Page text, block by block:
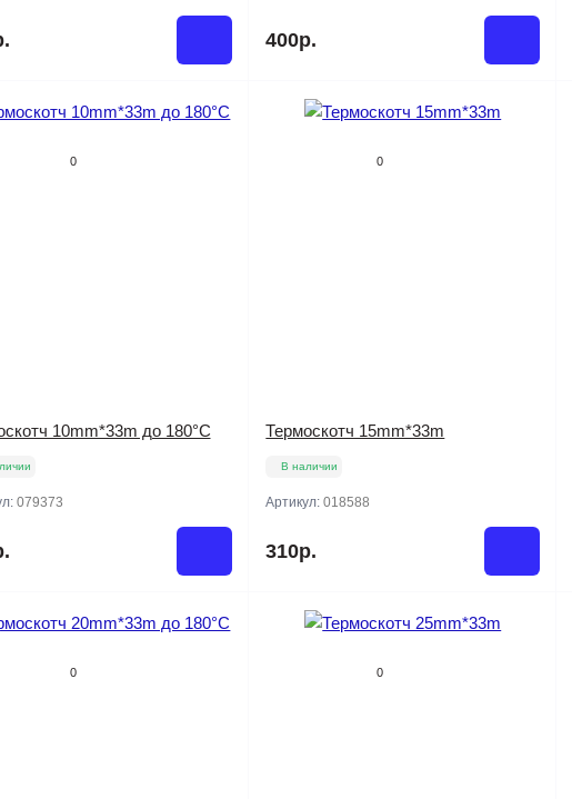
400р.
0
10mm*33m до 180°C
079373
0
Термоскотч 15mm*33m
В наличии
Артикул:018588
310р.
0 0